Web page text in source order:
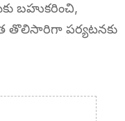
బహుకరించి,
తొలిసారిగా పర్యటనకు